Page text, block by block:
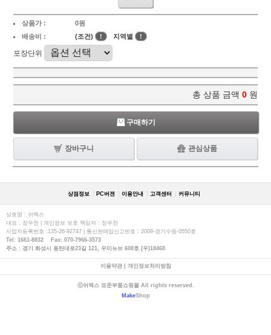
상품가 :
0원
배송비 :
(조건) ! 지역별 !
포장단위
총 상품 금액 0 원
구매하기
장바구니 관심상품
상점정보 PC버젼 이용안내 고객센터 커뮤니티
상호명 : 쉬멕스
대표 : 장우천 | 개인정보 보호 책임자 : 장우천
사업자등록번호 :135-26-92747 | 통신판매업신고번호 : 2009-경기수원-0550호
Tel: 1661-8832 Fax: 070-7966-3573
주소 : 경기 화성시 동탄대로23길 121, 우미뉴브 608호 (우)18468
이용약관| 개인정보처리방침
ⓒ쉬멕스 표준부품쇼핑몰 All rights reserved.
MakeShop